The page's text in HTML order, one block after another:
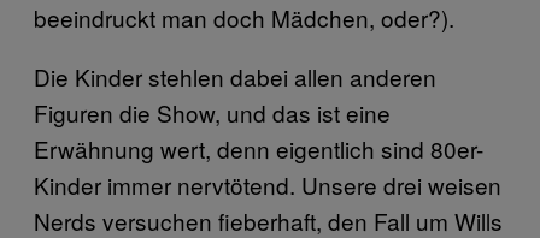
beeindruckt man doch Mädchen, oder?).
Die Kinder stehlen dabei allen anderen
Figuren die Show, und das ist eine
Erwähnung wert, denn eigentlich sind 80er-
Kinder immer nervtötend. Unsere drei weisen
Nerds versuchen fieberhaft, den Fall um Wills